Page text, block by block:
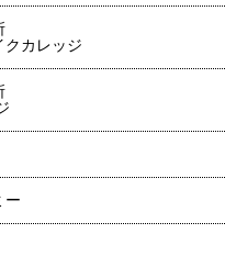
クカレッジ
ー